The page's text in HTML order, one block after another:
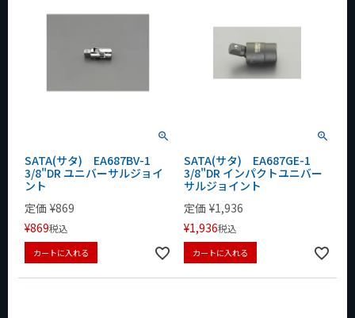
SATA(サタ) EA687BV-1
3/8"DR ユニバーサルジョイ
ント
定価 ¥869
¥869税込
カートに入れる
SATA(サタ) EA687GE-1
3/8"DR インパクトユニバー
サルジョイント
定価 ¥1,936
¥1,936税込
カートに入れる